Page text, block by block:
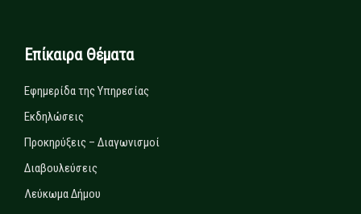
Επίκαιρα Θέματα
Εφημερίδα της Υπηρεσίας
Εκδηλώσεις
Προκηρύξεις – Διαγωνισμοί
Διαβουλεύσεις
Λεύκωμα Δήμου